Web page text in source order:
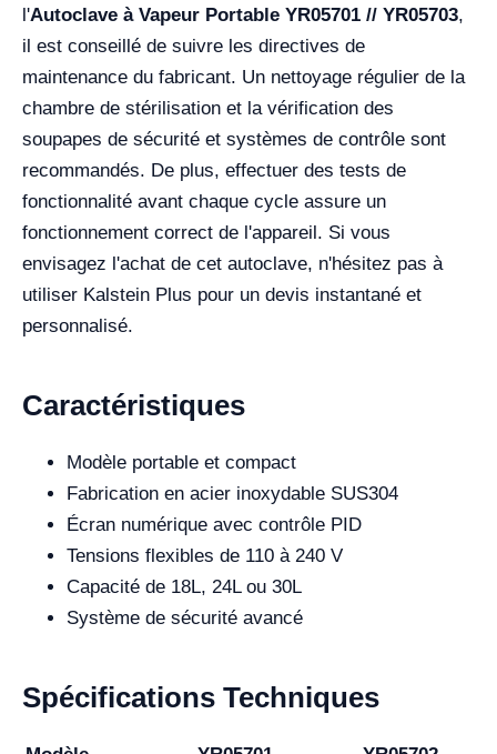
l'Autoclave à Vapeur Portable YR05701 // YR05703,
il est conseillé de suivre les directives de
maintenance du fabricant. Un nettoyage régulier de la
chambre de stérilisation et la vérification des
soupapes de sécurité et systèmes de contrôle sont
recommandés. De plus, effectuer des tests de
fonctionnalité avant chaque cycle assure un
fonctionnement correct de l'appareil. Si vous
envisagez l'achat de cet autoclave, n'hésitez pas à
utiliser Kalstein Plus pour un devis instantané et
personnalisé.
Caractéristiques
Modèle portable et compact
Fabrication en acier inoxydable SUS304
Écran numérique avec contrôle PID
Tensions flexibles de 110 à 240 V
Capacité de 18L, 24L ou 30L
Système de sécurité avancé
Spécifications Techniques